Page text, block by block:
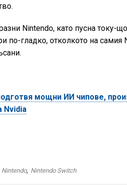
Nintendo, като пусна току-
по-гладко, отколкото на самия
мощни ИИ чипове,
Nvidia
Nintendo, Nintendo Switch